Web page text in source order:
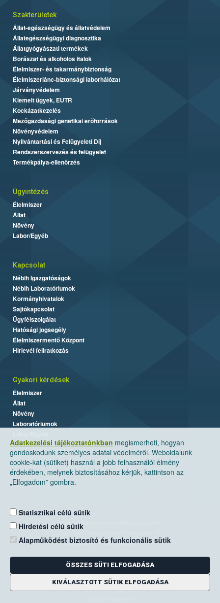
Adatkezelési tájékoztatónkban megismerheti, hogyan
gondoskodunk személyes adatai védelméről. Weboldalunk
cookie-kat (sütiket) használ a jobb felhasználói élmény
érdekében, melynek biztosításához kérjük, kattintson az
„Elfogadom” gombra.
Statisztikai célú sütik
Hirdetési célú sütik
Alapműködést biztosító és funkcionális sütik
ÖSSZES SÜTI ELFOGADÁSA
KIVÁLASZTOTT SÜTIK ELFOGADÁSA
Szakterületek
Állat-egészségügy és állatvédelem
Állategészségügyi diagnosztika
Állatgyógyászati termékek
Borászat és alkoholos italok
Élelmiszer- és takarmánybiztonság
Élelmiszerlánc-biztonsági laborhálózat
Járványvédelem
Kiemelt ügyek, EUTR
Kockázatkezelés
Mezőgazdasági genetikai erőforrások
Növényvédelem
Nyilvántartási és Felügyeleti Díj
Rendszerszervezés és felügyelet
Termékpálya-ellenőrzés
Ügyintézés
Élelmiszer
Állat
Növény
Labor/Egyéb
Kapcsolat
Nébih Igazgatóságok
Nébih Laboratóriumok
Kormányhivatalok
Sajtókapcsolat
Ügyfélszolgálat
Hatósági jogsegély
Élelmiszermentő Központ
Hírlevél feliratkozás
Gyakori kérdések
Élelmiszer
Állat
Növény
Laboratóriumok
Nemzeti Élelmiszerlánc-biztonsági Hivatal
Levelezési cím: 1525 Budapest. Pf. 30.
E-mail:ugyfelszolgalat@nebih.gov.hu
Zöld szám: 06-80/263-244
Telefon: 06-1/ 336-9000